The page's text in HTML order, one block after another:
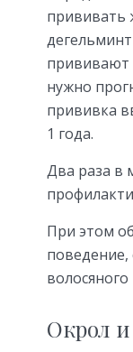
прививать
прививают
нужно
прививка
1 года.
Два раза в
При этом
поведение,
Окрол и